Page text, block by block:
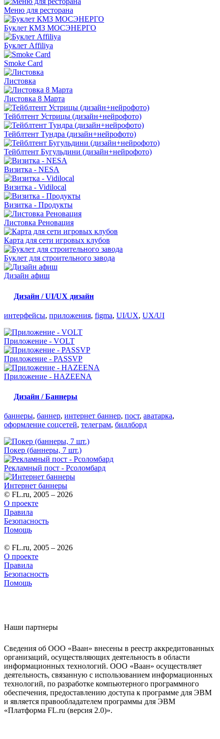
Меню для ресторана
Буклет КМЗ МОСЭНЕРГО
Буклет Affiliya
Smoke Card
Листовка
Листовка 8 Марта
Тейблтент Устрицы (дизайн+нейрофото)
Тейблтент Тундра (дизайн+нейрофото)
Тейблтент Бугульдини (дизайн+нейрофото)
Визитка - NESA
Визитка - Vidilocal
Визитка - Продукты
Листовка Реновация
Карта для сети игровых клубов
Буклет для строительного завода
Дизайн афиш
Дизайн / UI/UX дизайн
интерфейсы, приложения, figma, UI/UX, UX/UI
Приложение - VOLT
Приложение - PASSVP
Приложение - HAZEENA
Дизайн / Баннеры
баннеры, баннер, интернет баннер, пост, аватарка,
оформление соцсетей, телеграм, биллборд
Покер (баннеры, 7 шт.)
Рекламный пост - Рсоломбард
Интернет баннеры
© FL.ru, 2005 – 2026
О проекте
Правила
Безопасность
Помощь
© FL.ru, 2005 – 2026
О проекте
Правила
Безопасность
Помощь
Наши партнеры
Сведения об ООО «Ваан» внесены в реестр аккредитованных
организаций, осуществляющих деятельность в области
информационных технологий. ООО «Ваан» осуществляет
деятельность, связанную с использованием информационных
технологий, по разработке компьютерного программного
обеспечения, предоставлению доступа к программе для ЭВМ
и является правообладателем программы для ЭВМ
«Платформа FL.ru (версия 2.0)».